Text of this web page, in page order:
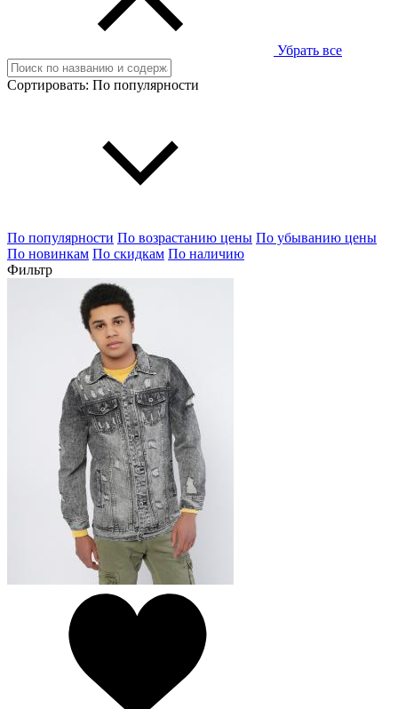
Убрать все
Сортировать: По популярности
По популярности По возрастанию цены По убыванию цены
По новинкам По скидкам По наличию
Фильтр